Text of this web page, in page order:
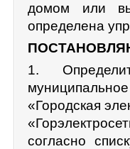
домом или
определена
1.
«Городская
согласно